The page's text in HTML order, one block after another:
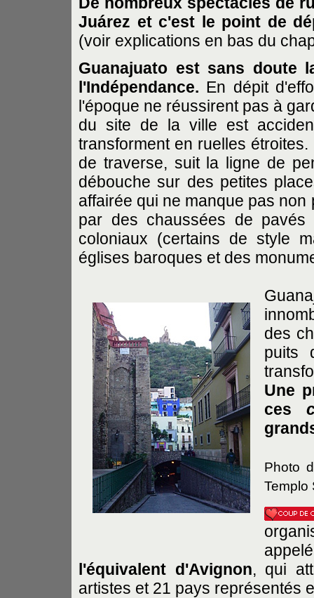
Juárez et c'est le point de
(voir explications en bas du
Guanajuato est sans doute
l'Indépendance. En dépit
l'époque ne réussirent pas à
du site de la ville est
transforment en ruelles
de traverse, suit la ligne de
débouche sur des petites
affairée qui ne manque pas
par des chaussées de
coloniaux (certains de style
églises baroques et des
des
puits
Une
ces
Photo
Templo
l'équivalent d'Avignon, qui
artistes et 21 pays représentés